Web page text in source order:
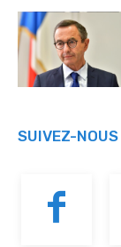
SUIVEZ-NOUS